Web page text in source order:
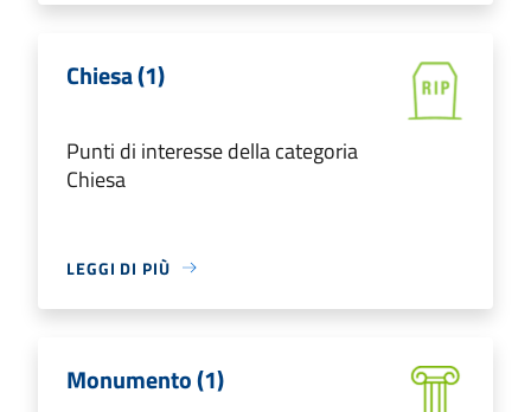
Chiesa (1)
Punti di interesse della categoria
Chiesa
LEGGI DI PIÙ
Monumento (1)